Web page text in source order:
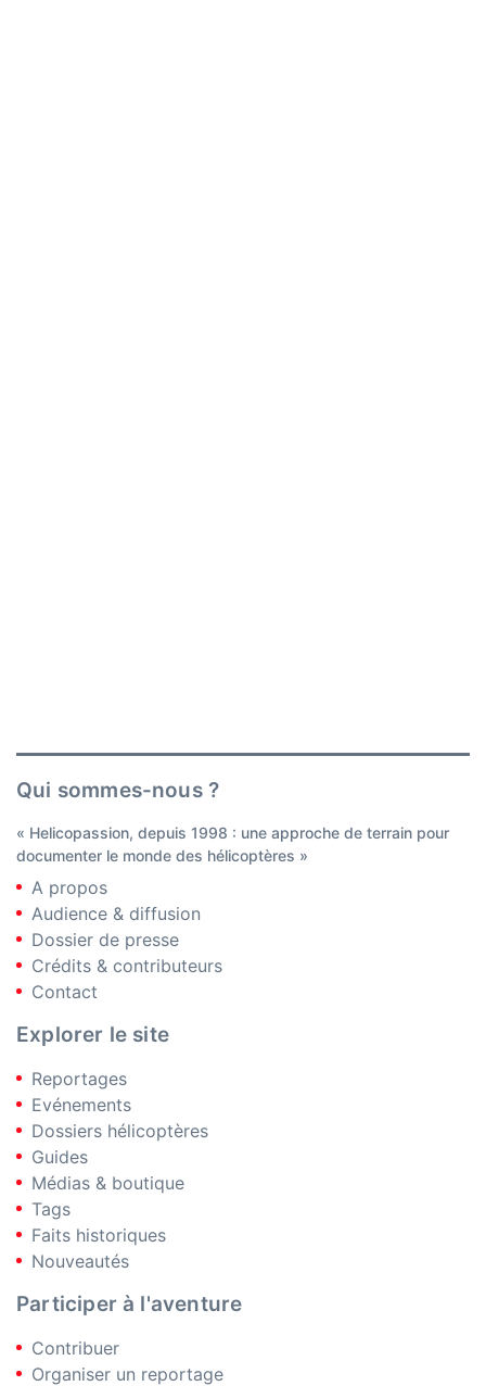
Qui sommes-nous ?
« Helicopassion, depuis 1998 : une approche de terrain pour
documenter le monde des hélicoptères »
A propos
Audience & diffusion
Dossier de presse
Crédits & contributeurs
Contact
Explorer le site
Reportages
Evénements
Dossiers hélicoptères
Guides
Médias & boutique
Tags
Faits historiques
Nouveautés
Participer à l'aventure
Contribuer
Organiser un reportage